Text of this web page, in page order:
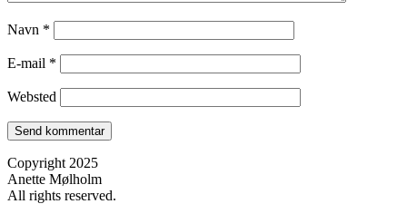
Navn *
E-mail *
Websted
Copyright 2025
Anette Mølholm
All rights reserved.